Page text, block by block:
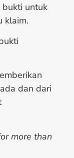
bukti untuk
klaim.
dan dari
more than